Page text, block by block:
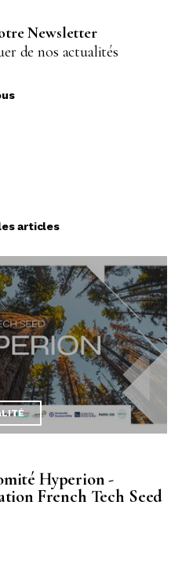
Newsletter
de nos actualités
articles
Hyperion -
French Tech Seed